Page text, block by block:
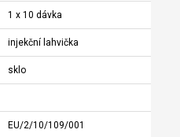
1 x 10 dávka
injekční lahvička
sklo
EU/2/10/109/001